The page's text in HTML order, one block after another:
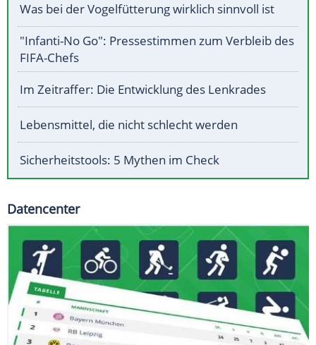
Was bei der Vogelfütterung wirklich sinnvoll ist
"Infanti-No Go": Pressestimmen zum Verbleib des
FIFA-Chefs
Im Zeitraffer: Die Entwicklung des Lenkrades
Lebensmittel, die nicht schlecht werden
Sicherheitstools: 5 Mythen im Check
Datencenter